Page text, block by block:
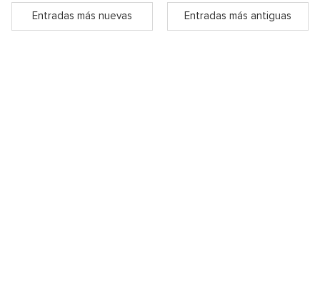
Entradas más nuevas Entradas más antiguas